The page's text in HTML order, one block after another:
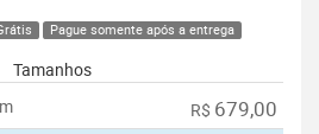
Pague somente após a entrega
Tamanhos
R$ 679,00